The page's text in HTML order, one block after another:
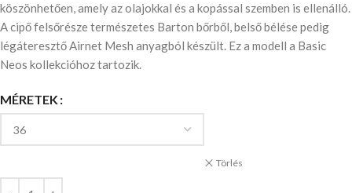
köszönhetően, amely az olajokkal és a kopással szemben is ellenálló.
A cipő felsőrésze természetes Barton bőrből, belső bélése pedig
légáteresztő Airnet Mesh anyagból készült. Ez a modell a Basic
Neos kollekcióhoz tartozik.
MÉRETEK
Törlés